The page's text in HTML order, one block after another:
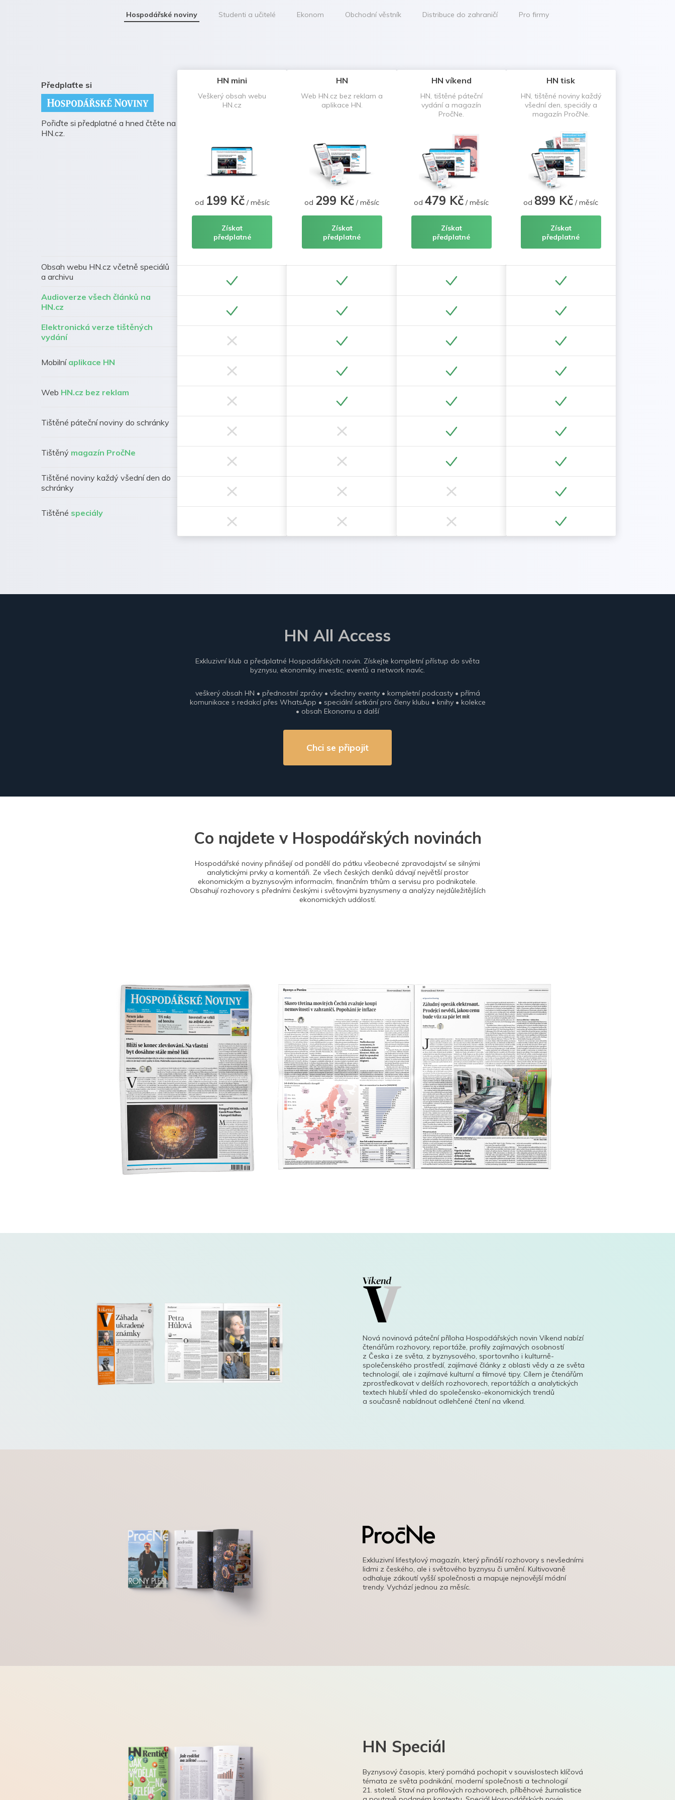
Hospodářské noviny Studenti a učitelé Ekonom Obchodní věstník Distribuce do zahraničí Pro firmy
Předplaťte si
Pořiďte si předplatné a hned čtěte na
HN.cz.
Obsah webu HN.cz včetně speciálů
a archivu
Audioverze všech článků na
HN.cz
Elektronická verze tištěných
vydání
Mobilní aplikace HN
Web HN.cz bez reklam
Tištěné páteční noviny do schránky
Tištěný magazín PročNe
Tištěné noviny každý všední den do
schránky
Tištěné speciály
HN mini
Veškerý obsah webu
HN.cz
od 199 Kč/ měsíc
Získat
předplatné
HN
Web HN.cz bez reklam a
aplikace HN.
od 299 Kč / měsíc
Získat
předplatné
HN víkend
HN, tištěné páteční
vydání a magazín
PročNe.
od479 Kč / měsíc
Získat
předplatné
HN tisk
HN, tištěné noviny každý
všední den, speciály a
magazín PročNe.
od 899 Kč / měsíc
Získat
předplatné
HN All Access
Exkluzivní klub a předplatné Hospodářských novin. Získejte kompletní přístup do světa
byznysu, ekonomiky, investic, eventů a network navíc.
veškerý obsah HN • přednostní zprávy • všechny eventy • kompletní podcasty • přímá
komunikace s redakcí přes WhatsApp • speciální setkání pro členy klubu • knihy • kolekce
• obsah Ekonomu a další
Chci se připojit
Co najdete v Hospodářských novinách
Hospodářské noviny přinášejí od pondělí do pátku všeobecné zpravodajství se silnými
analytickými prvky a komentáři. Ze všech českých deníků dávají největší prostor
ekonomickým a byznysovým informacím, finančním trhům a servisu pro podnikatele.
Obsahují rozhovory s předními českými i světovými byznysmeny a analýzy nejdůležitějších
ekonomických událostí.
Nová novinová páteční příloha Hospodářských novin Víkend nabízí
čtenářům rozhovory, reportáže, profily zajímavých osobností
z Česka i ze světa, z byznysového, sportovního i kulturně-
společenského prostředí, zajímavé články z oblasti vědy a ze světa
technologií, ale i zajímavé kulturní a filmové tipy. Cílem je čtenářům
zprostředkovat v delších rozhovorech, reportážích a analytických
textech hlubší vhled do společensko-ekonomických trendů
a současně nabídnout odlehčené čtení na víkend.
Exkluzivní lifestylový magazín, který přináší rozhovory s nevšedními
lidmi z českého, ale i světového byznysu či umění. Kultivovaně
odhaluje zákoutí vyšší společnosti a mapuje nejnovější módní
trendy. Vychází jednou za měsíc.
HN Speciál
Byznysový časopis, který pomáhá pochopit v souvislostech klíčová
témata ze světa podnikání, moderní společnosti a technologií
21. století. Staví na profilových rozhovorech, příběhové žurnalistice